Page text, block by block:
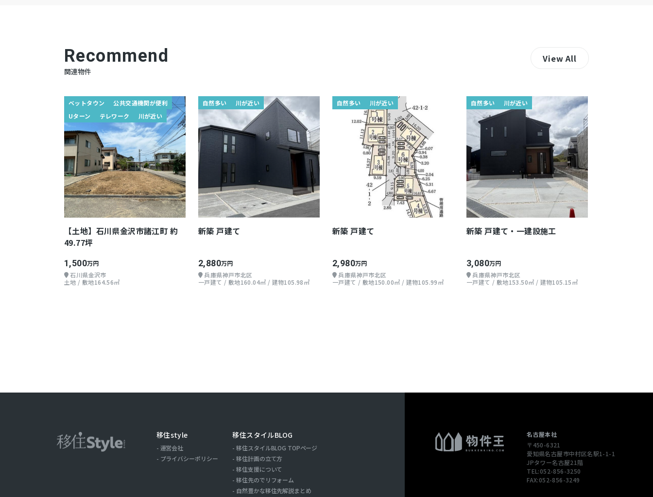
Recommend
関連物件
ベットタウン
公共交通機関が便利
Uターン
テレワーク 川が近い
【土地】石川県金沢市諸江町 約
49.77坪
1,500万円
石川県金沢市
土地 / 敷地164.56㎡
自然多い 川が近い
新築 戸建て
2,880万円
兵庫県神戸市北区
一戸建て / 敷地160.04㎡ / 建物105.98㎡
自然多い 川が近い
新築 戸建て
2,980万円
兵庫県神戸市北区
一戸建て / 敷地150.00㎡ / 建物105.99㎡
自然多い 川が近い
新築 戸建て・一建設施工
3,080万円
兵庫県神戸市北区
一戸建て / 敷地153.50㎡ / 建物105.15㎡
View All
移住style
運営会社
プライバシーポリシー
移住スタイルBLOG
移住スタイルBLOG TOPページ
移住計画の立て方
移住支援について
移住先のでリフォーム
自然豊かな移住先解説まとめ
名古屋本社
〒450-6321
愛知県名古屋市中村区名駅1-1-1
JPタワー名古屋21階
TEL:052-856-3250
FAX:052-856-3249